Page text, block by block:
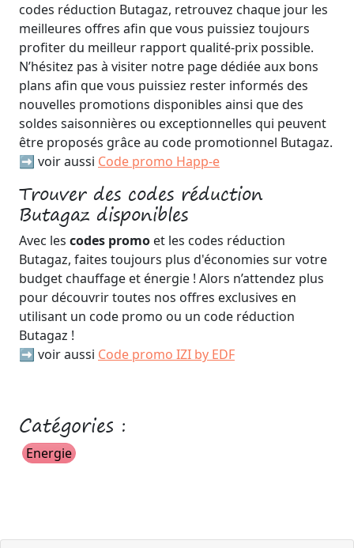
codes réduction Butagaz, retrouvez chaque jour les
meilleures offres afin que vous puissiez toujours
profiter du meilleur rapport qualité-prix possible.
N’hésitez pas à visiter notre page dédiée aux bons
plans afin que vous puissiez rester informés des
nouvelles promotions disponibles ainsi que des
soldes saisonnières ou exceptionnelles qui peuvent
être proposés grâce au code promotionnel Butagaz.
➡️ voir aussi Code promo Happ-e
Trouver des codes réduction
Butagaz disponibles
Avec les codes promo et les codes réduction
Butagaz, faites toujours plus d'économies sur votre
budget chauffage et énergie ! Alors n’attendez plus
pour découvrir toutes nos offres exclusives en
utilisant un code promo ou un code réduction
Butagaz !
➡️ voir aussi Code promo IZI by EDF
Catégories :
Energie